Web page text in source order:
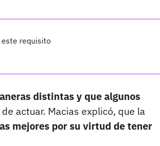
este requisito
distintas y que algunos
actuar. Macias explicó, que la
mejores por su virtud de tener